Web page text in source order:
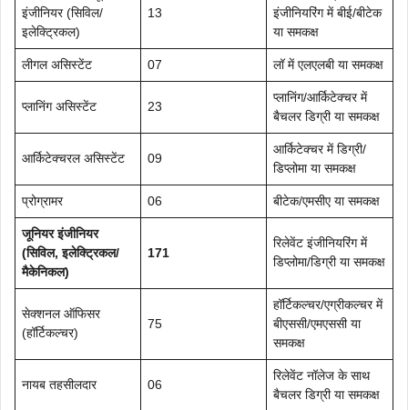
इंजीनियर (सिविल/
इलेक्ट्रिकल)
13
इंजीनियरिंग में बीई/बीटेक
या समकक्ष
लीगल असिस्टेंट 07 लॉ में एलएलबी या समकक्ष
प्लानिंग असिस्टेंट 23
प्लानिंग/आर्किटेक्चर में
बैचलर डिग्री या समकक्ष
आर्किटेक्चरल असिस्टेंट 09
आर्किटेक्चर में डिग्री/
डिप्लोमा या समकक्ष
प्रोग्रामर 06 बीटेक/एमसीए या समकक्ष
जूनियर इंजीनियर
(सिविल, इलेक्ट्रिकल/
मैकेनिकल)
171
रिलेवेंट इंजीनियरिंग में
डिप्लोमा/डिग्री या समकक्ष
सेक्शनल ऑफिसर
(हॉर्टिकल्चर)
75
हॉर्टिकल्चर/एग्रीकल्चर में
बीएससी/एमएससी या
समकक्ष
नायब तहसीलदार 06
रिलेवेंट नॉलेज के साथ
बैचलर डिग्री या समकक्ष